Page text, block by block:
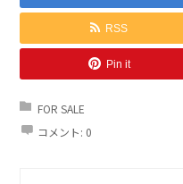
RSS
Pin it
FOR SALE
コメント: 0